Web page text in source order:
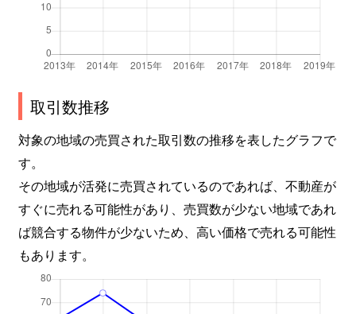
取引数推移
対象の地域の売買された取引数の推移を表したグラフで
す。
その地域が活発に売買されているのであれば、不動産が
すぐに売れる可能性があり、売買数が少ない地域であれ
ば競合する物件が少ないため、高い価格で売れる可能性
もあります。